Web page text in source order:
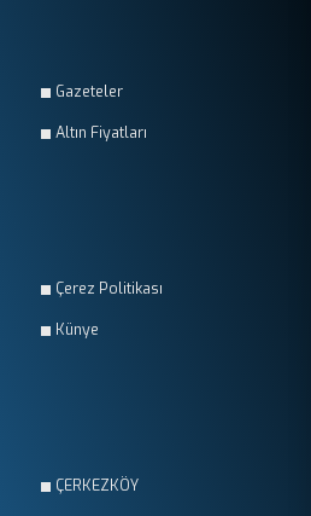
Gazeteler
Altın Fiyatları
Çerez Politikası
Künye
ÇERKEZKÖY